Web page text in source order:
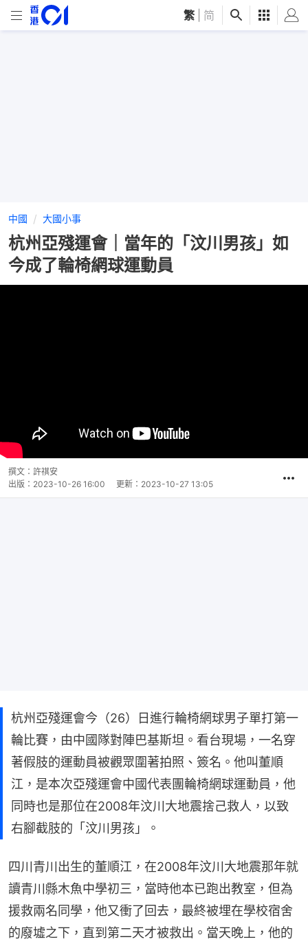
繁 简
中國 大國小事
杭州亞殘運會｜當年的「汶川男孩」如
今成了輪椅網球運動員
撰文： 許祺安
出版： 2023-10-26 16:00 更新： 2023-10-27 13:05
杭州亞殘運會今（26）日進行輪椅網球男子單打第一
輪比賽，由中國隊對陣巴基斯坦。看台現場，一名穿
著假肢的運動員被觀眾圍著拍照、簽名。他叫董順
江，是本次亞殘運會中國代表團輪椅網球運動員，他
同時也是那位在2008年汶川大地震捨己救人，以致
右腳截肢的「汶川男孩」。
四川青川出生的董順江，在2008年汶川大地震那年就
讀青川縣木魚中學初三，當時他本已跑出教室，但為
援救兩名同學，他又衝了回去，最終被埋在學校宿舍
的廢墟之下，直到第二天才被救出。當天晚上，他的